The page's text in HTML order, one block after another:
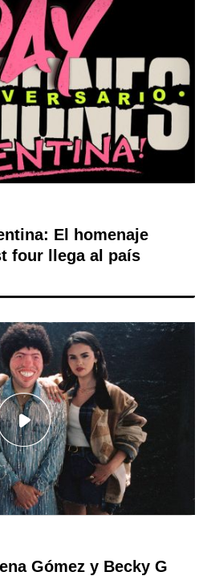
El homenaje
four llega al país
Gómez y Becky G